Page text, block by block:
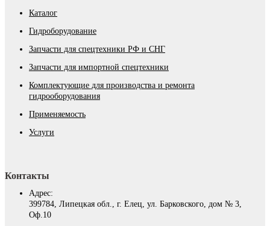
Каталог
Гидроборудование
Запчасти для спецтехники РФ и СНГ
Запчасти для импортной спецтехники
Комплектующие для производства и ремонта
гидрооборудования
Применяемость
Услуги
Контакты
Адрес:
399784, Липецкая обл., г. Елец, ул. Барковского, дом № 3,
Оф.10